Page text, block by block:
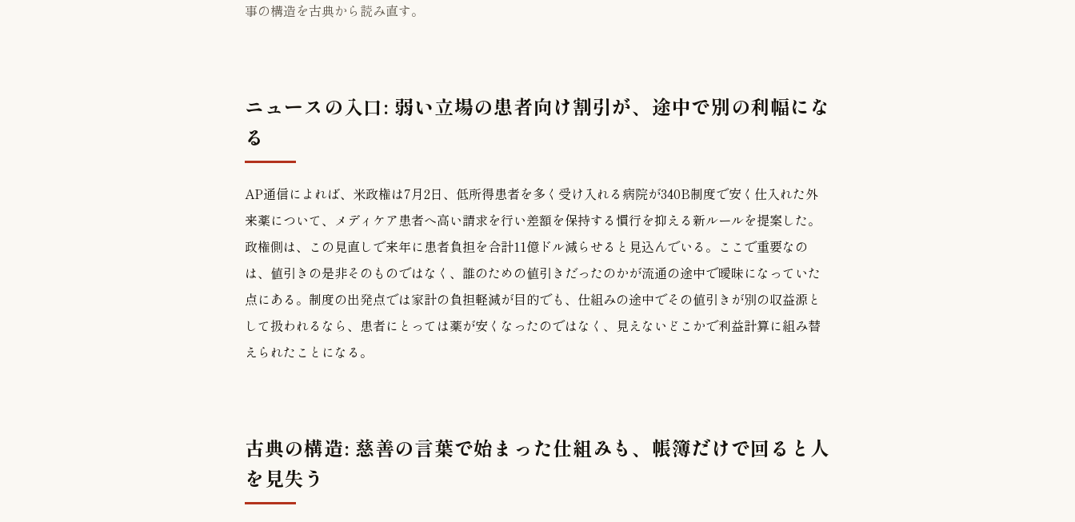
事の構造を古典から読み直す。
ニュースの入口: 弱い立場の患者向け割引が、途中で別の利幅にな
る
AP通信によれば、米政権は7月2日、低所得患者を多く受け入れる病院が340B制度で安く仕入れた外
来薬について、メディケア患者へ高い請求を行い差額を保持する慣行を抑える新ルールを提案した。
政権側は、この見直しで来年に患者負担を合計11億ドル減らせると見込んでいる。ここで重要なの
は、値引きの是非そのものではなく、誰のための値引きだったのかが流通の途中で曖昧になっていた
点にある。制度の出発点では家計の負担軽減が目的でも、仕組みの途中でその値引きが別の収益源と
して扱われるなら、患者にとっては薬が安くなったのではなく、見えないどこかで利益計算に組み替
えられたことになる。
古典の構造: 慈善の言葉で始まった仕組みも、帳簿だけで回ると人
を見失う